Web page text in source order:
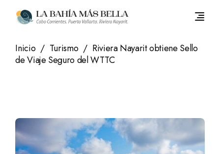
contenido
Inicio Turismo
Riviera Nayarit obtiene Sello
de Viaje Seguro del WTTC